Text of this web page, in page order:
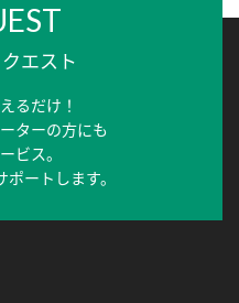
エスト
るだけ！
ターの方にも
ビス。
ートします。